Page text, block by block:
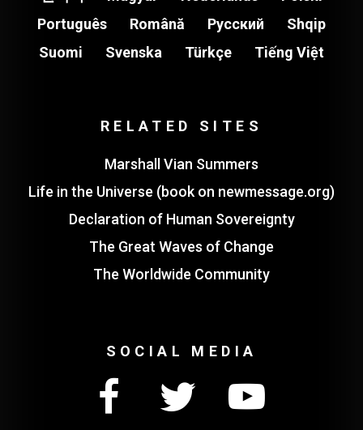
Português
Română Pусский
Shqip
Suomi
Svenska Türkçe Tiếng Việt
RELATED SITES
Marshall Vian Summers
Life in the Universe (book on newmessage.org)
Declaration of Human Sovereignty
The Great Waves of Change
The Worldwide Community
SOCIAL MEDIA